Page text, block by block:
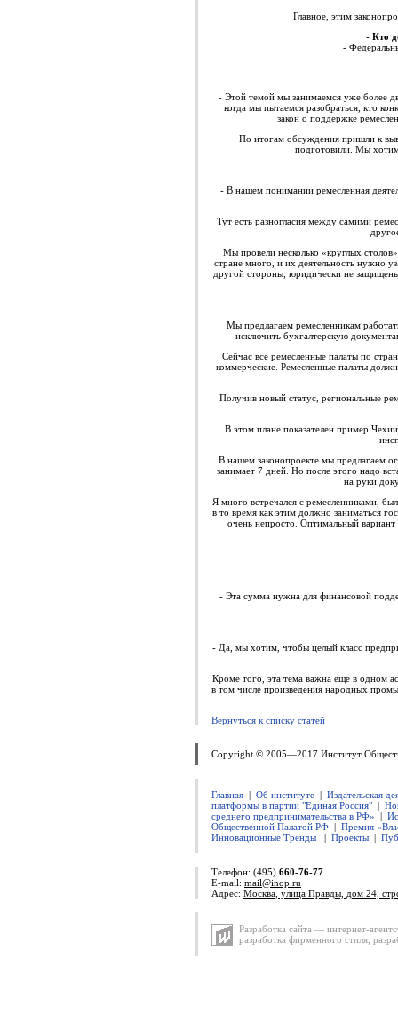
Главное, этим
- Кто
-
- Этой темой мы занимаемся уже более
когда мы пытаемся разобраться, кто
закон о поддержке
По итогам обсуждения пришли к
подготовили. Мы хотим
- В нашем понимании ремесленная
Тут есть разногласия между самими
Мы провели несколько «круглых
стране много, и их деятельность нужно
другой стороны, юридически не
Мы предлагаем ремесленникам
исключить бухгалтерскую
Сейчас все ремесленные палаты по
коммерческие. Ремесленные палаты
Получив новый статус, региональные
В этом плане показателен пример
В нашем законопроекте мы предлагаем
занимает 7 дней. Но после этого надо
на руки
Я много встречался с ремесленниками,
в то время как этим должно заниматься
очень непросто. Оптимальный
- Эта сумма нужна для финансовой
- Да, мы хотим, чтобы целый класс
Кроме того, эта тема важна еще в одном
в том числе произведения народных
Вернуться к списку статей
Copyright © 2005—2017 Институт
Главная | Об институте | Издательская
платформы в партии "Единая Россия" |
среднего предпринимательства в РФ» |
Общественной Палатой РФ | Премия
Инновационные Тренды
| Проекты |
Телефон: (495) 660-76-77
E-mail: mail@inop.ru
Адрес: Москва, улица Правды, дом 24,
Разработка сайта — интернет-
разработка фирменного стиля